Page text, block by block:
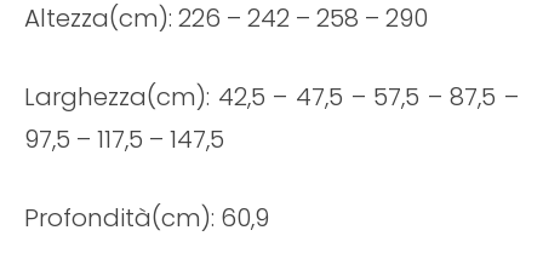
Altezza(cm): 226 – 242 – 258 – 290
Larghezza(cm): 42,5 – 47,5 – 57,5 – 87,5 –
97,5 – 117,5 – 147,5
Profondità(cm): 60,9